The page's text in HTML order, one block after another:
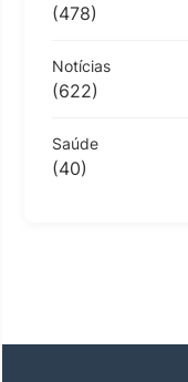
(478)
Notícias
(622)
Saúde
(40)